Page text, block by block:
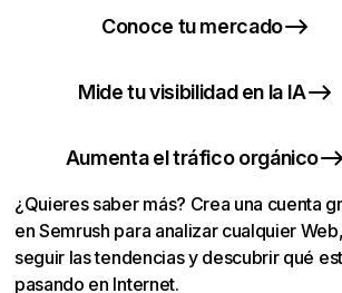
Conoce tu mercado
Mide tu visibilidad en la IA
Aumenta el tráfico orgánico
¿Quieres saber más? Crea una cuenta
en Semrush para analizar cualquier
seguir las tendencias y descubrir qué
pasando en Internet.